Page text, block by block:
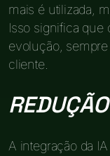
mais é utilizada,
Isso significa que
evolução,
cliente.
A integração da